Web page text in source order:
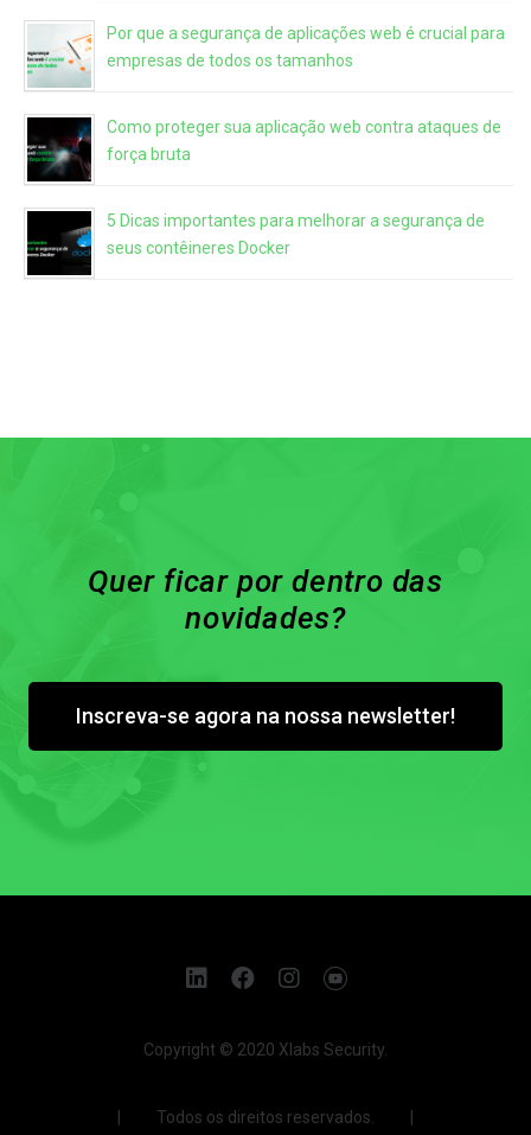
Por que a segurança de aplicações web é crucial para
empresas de todos os tamanhos
Como proteger sua aplicação web contra ataques de
força bruta
5 Dicas importantes para melhorar a segurança de
seus contêineres Docker
Quer ficar por dentro das
novidades?
Inscreva-se agora na nossa newsletter!
Copyright © 2020 Xlabs Security.
| Todos os direitos reservados. |